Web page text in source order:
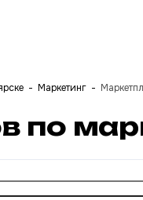
Маркетинг
по